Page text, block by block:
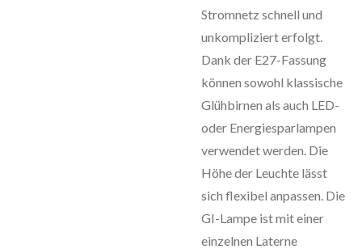
Stromnetz schnell und
unkompliziert erfolgt.
Dank der E27-Fassung
können sowohl klassische
Glühbirnen als auch LED-
oder Energiesparlampen
verwendet werden. Die
Höhe der Leuchte lässt
sich flexibel anpassen. Die
GI-Lampe ist mit einer
einzelnen Laterne